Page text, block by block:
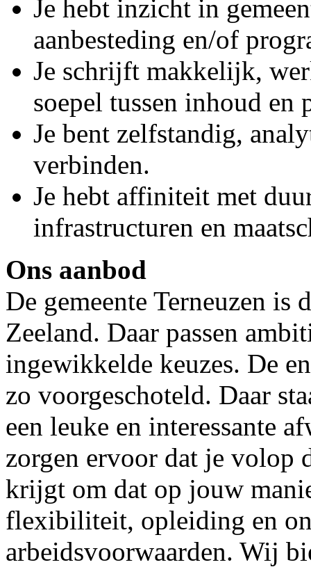
Je hebt inzicht in
aanbesteding en/of
Je schrijft makkelijk,
soepel tussen inhoud en
Je bent zelfstandig,
verbinden.
Je hebt affiniteit met
infrastructuren en
Ons aanbod
De gemeente Terneuzen is
Zeeland. Daar passen
ingewikkelde keuzes. De
zo voorgeschoteld. Daar
een leuke en interessante
zorgen ervoor dat je volop
krijgt om dat op jouw
flexibiliteit, opleiding en
arbeidsvoorwaarden. Wij